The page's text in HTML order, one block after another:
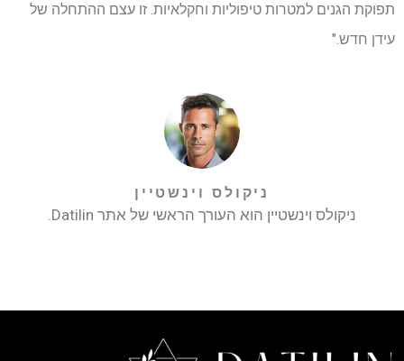
תפוקת הגנים למטרות טיפוליות וחקלאיות. זו עצם ההתחלה של
עידן חדש."
ניקולס וינשטיין
ניקולס וינשטיין הוא העורך הראשי של אתר Datilin.